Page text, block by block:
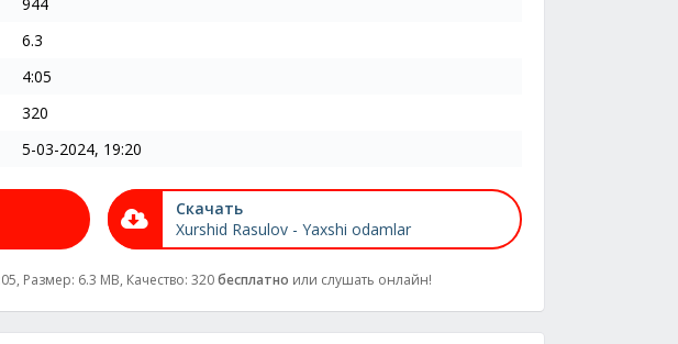
6.3
4:05
320
5-03-2024, 19:20
Скачать
Xurshid Rasulov - Yaxshi odamlar
Размер: 6.3 MB, Качество: 320бесплатно или слушать онлайн!